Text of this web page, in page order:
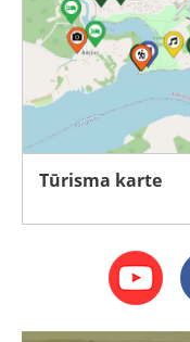
Tūrisma karte